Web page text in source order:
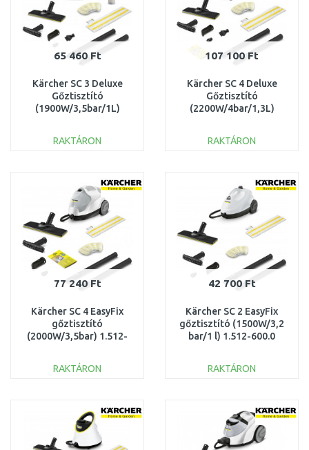
65 460 Ft
Kärcher SC 3 Deluxe
Gőztisztító
(1900W/3,5bar/1L)
RAKTÁRON
Összehasonlítás
107 100 Ft
Kärcher SC 4 Deluxe
Gőztisztító
(2200W/4bar/1,3L)
RAKTÁRON
Összehasonlítás
77 240 Ft
Kärcher SC 4 EasyFix
gőztisztító
(2000W/3,5bar) 1.512-
RAKTÁRON
Összehasonlítás
42 700 Ft
Kärcher SC 2 EasyFix
gőztisztító (1500W/3,2
bar/1 l) 1.512-600.0
RAKTÁRON
Összehasonlítás